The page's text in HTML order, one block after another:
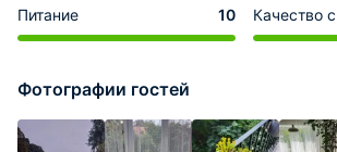
Питание 10 Качество
Фотографии гостей